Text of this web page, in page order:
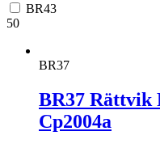
BR43
50
BR37
BR37 Rättvik
Cp2004a